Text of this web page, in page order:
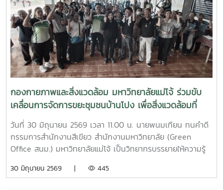
กองกายภาพและสิ่งแวดล้อม มหาวิทยาลัยแม่โจ้ ร่วมขับ
เคลื่อนการจัดการขยะชุมชนบ้านโปง เพื่อสิ่งแวดล้อมที่
ยั่งยืน
วันที่ 30 มิถุนายน 2569 เวลา 11.00 น. นายพนมเทียน ทนคำดี
กรรมการสำนักงานสีเขียว สำนักงานมหาวิทยาลัย (Green
Office สนม.) มหาวิทยาลัยแม่โจ้ เป็นวิทยากรบรรยายให้ความรู้
ถ่ายทอดแนวทางการเปลี่ยนเศษอาหารและขยะอินทรีย์ให้เป็นปุ๋ย
30 มิถุนายน 2569 | 445